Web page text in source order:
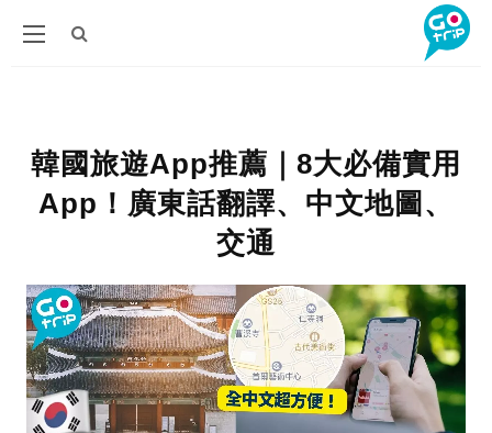
韓國旅遊App推薦｜8大必備實用
App！廣東話翻譯、中文地圖、
交通